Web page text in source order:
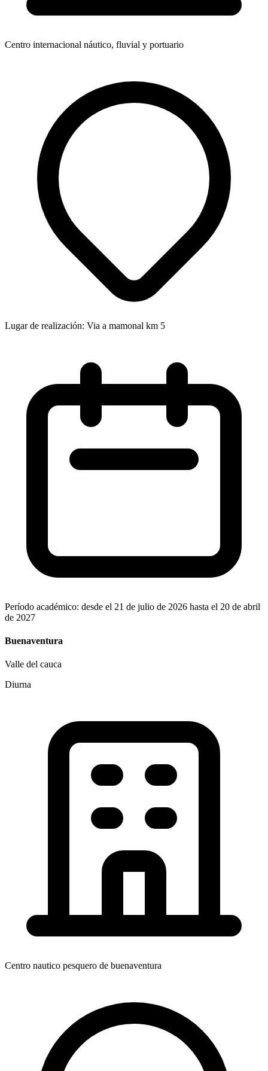
Centro internacional náutico, fluvial y portuario
Lugar de realización: Via a mamonal km 5
Período académico: desde el 21 de julio de 2026 hasta el 20 de abril
de 2027
Buenaventura
Valle del cauca
Diurna
Centro nautico pesquero de buenaventura